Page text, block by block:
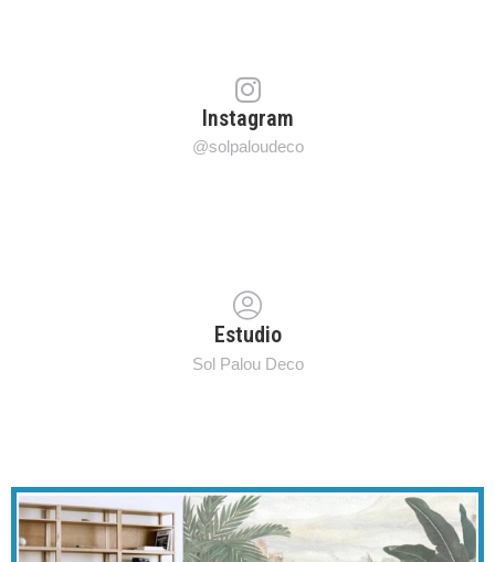
Estudio
Sol Palou Deco
Instagram
@solpaloudeco